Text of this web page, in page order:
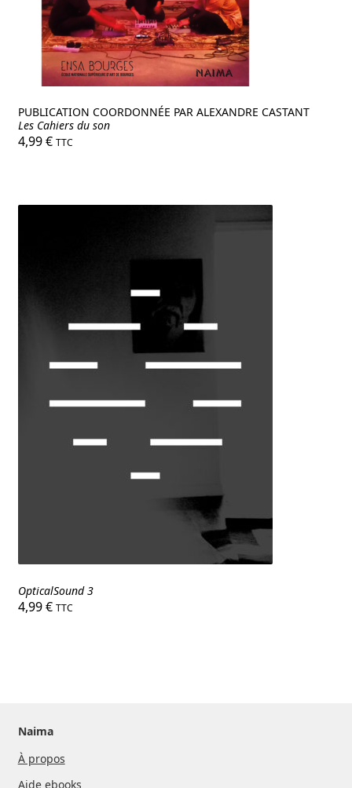
PUBLICATION COORDONNÉE PAR ALEXANDRE CASTANT
Les Cahiers du son
4,99€ TTC
OpticalSound 3
4,99€ TTC
Naima
À propos
Aide ebooks